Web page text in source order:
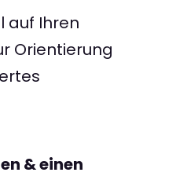
auf Ihren
Orientierung
& einen